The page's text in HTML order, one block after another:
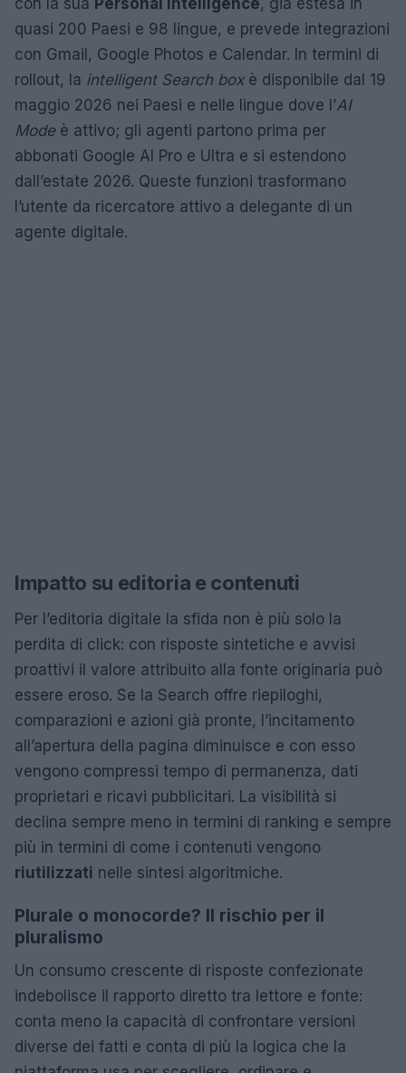
con la sua Personal Intelligence, già estesa in
quasi 200 Paesi e 98 lingue, e prevede integrazioni
con Gmail, Google Photos e Calendar. In termini di
rollout, la intelligent Search boxè disponibile dal 19
maggio 2026 nei Paesi e nelle lingue dove l’AI
Modeè attivo; gli agenti partono prima per
abbonati Google AI Pro e Ultra e si estendono
dall’estate 2026. Queste funzioni trasformano
l’utente da ricercatore attivo a delegante di un
agente digitale.
Impatto su editoria e contenuti
Per l’editoria digitale la sfida non è più solo la
perdita di click: con risposte sintetiche e avvisi
proattivi il valore attribuito alla fonte originaria può
essere eroso. Se la Search offre riepiloghi,
comparazioni e azioni già pronte, l’incitamento
all’apertura della pagina diminuisce e con esso
vengono compressi tempo di permanenza, dati
proprietari e ricavi pubblicitari. La visibilità si
declina sempre meno in termini di ranking e sempre
più in termini di come i contenuti vengono
riutilizzati nelle sintesi algoritmiche.
Plurale o monocorde? Il rischio per il
pluralismo
Un consumo crescente di risposte confezionate
indebolisce il rapporto diretto tra lettore e fonte:
conta meno la capacità di confrontare versioni
diverse dei fatti e conta di più la logica che la